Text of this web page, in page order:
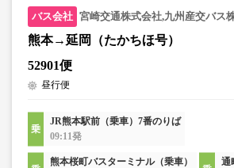
宮崎交通株式会社,九州産交バス
熊本→延岡（たかちほ号）
52901便
昼行便
JR熊本駅前（乗車）7番のりば
09:11発
熊本桜町バスターミナル（乗車）
通